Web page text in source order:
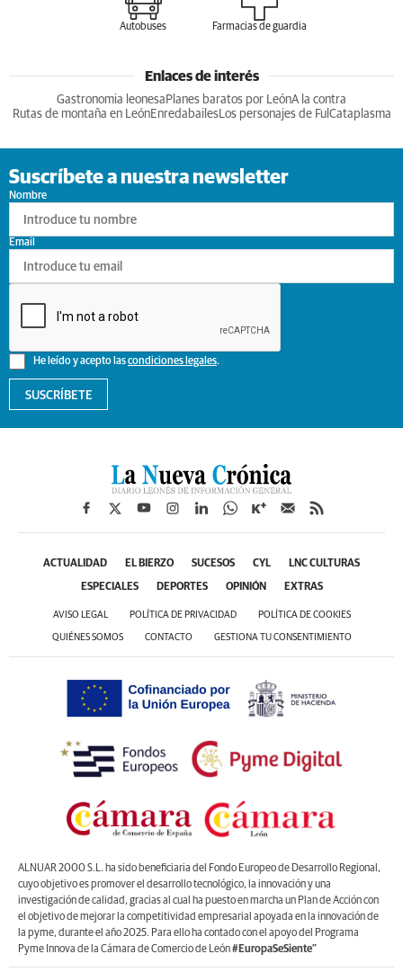
Autobuses Farmacias de guardia
Enlaces de interés
Gastronomia leonesa Planes baratos por LeónA la contra
Rutas de montaña en LeónEnredabailesLos personajes de Ful Cataplasma
Suscríbete a nuestra newsletter
Nombre
He leído y acepto lascondiciones legales.
Email
SUSCRÍBETE
ACTUALIDAD EL BIERZO SUCESOS CYL LNC CULTURAS
ESPECIALES DEPORTES OPINIÓN EXTRAS
AVISO LEGAL POLÍTICA DE PRIVACIDAD POLÍTICA DE COOKIES
QUIÉNES SOMOS CONTACTO GESTIONA TU CONSENTIMIENTO
ALNUAR 2000 S.L. ha sido beneficiaria del Fondo Europeo de Desarrollo Regional,
cuyo objetivo es promover el desarrollo tecnológico, la innovación y una
investigación de calidad, gracias al cual ha puesto en marcha un Plan de Acción con
el objetivo de mejorar la competitividad empresarial apoyada en la innovación de
la pyme, durante el año 2025. Para ello ha contado con el apoyo del Programa
Pyme Innova de la Cámara de Comercio de León#EuropaSeSiente”